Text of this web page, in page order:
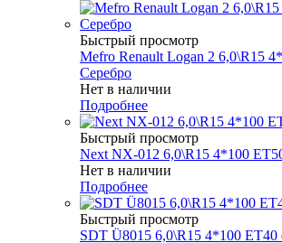
Быстрый просмотр
Mefro Renault Logan 2 6,0\R15
Серебро
Нет в наличии
Подробнее
Быстрый просмотр
Next NX-012 6,0\R15 4*100
Нет в наличии
Подробнее
Быстрый просмотр
SDT Ü8015 6,0\R15 4*100 ET40